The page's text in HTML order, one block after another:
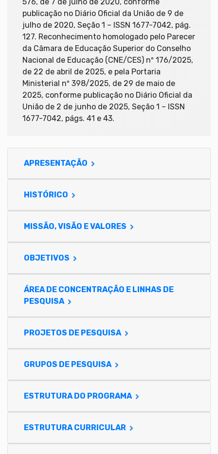
publicação no Diário Oficial da União de 9 de
julho de 2020, Seção 1 – ISSN 1677-7042, pág.
127. Reconhecimento homologado pelo Parecer
da Câmara de Educação Superior do Conselho
Nacional de Educação (CNE/CES) nº 176/2025,
de 22 de abril de 2025, e pela Portaria
Ministerial nº 398/2025, de 29 de maio de
2025, conforme publicação no Diário Oficial da
União de 2 de junho de 2025, Seção 1 – ISSN
1677-7042, págs. 41 e 43.
APRESENTAÇÃO
HISTÓRICO
MISSÃO, VISÃO E VALORES
OBJETIVOS
ÁREA DE CONCENTRAÇÃO E LINHAS DE
PESQUISA
PROJETOS DE PESQUISA
GRUPOS DE PESQUISA
ESTRUTURA DO PROGRAMA
ESTRUTURA CURRICULAR